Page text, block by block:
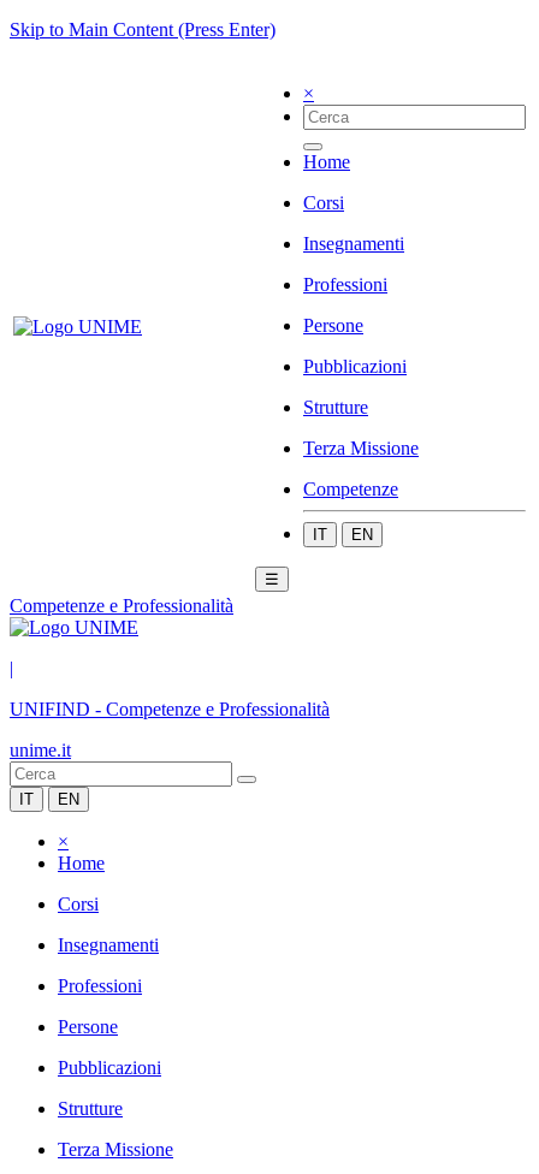
Skip to Main Content (Press Enter)
×
Home
Corsi
Insegnamenti
Professioni
Persone
Pubblicazioni
Strutture
Terza Missione
Competenze
IT EN
☰
Competenze e Professionalità
|
UNIFIND - Competenze e Professionalità
unime.it
IT EN
×
Home
Corsi
Insegnamenti
Professioni
Persone
Pubblicazioni
Strutture
Terza Missione